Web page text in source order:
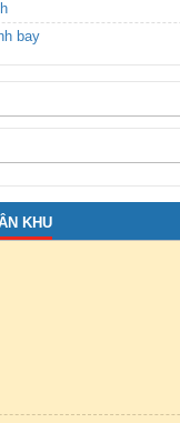
bay
KHU